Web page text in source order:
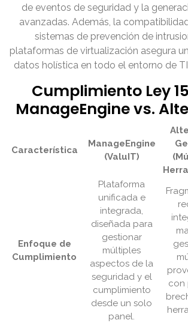
de eventos de seguridad y la
avanzadas. Además, la
sistemas de prevención de
plataformas de virtualización asegura
datos holística en todo el entorno de
Cumplimiento Ley
ManageEngine vs.
Característica
ManageEngine
(ValuIT)
Enfoque de
Cumplimiento
Plataforma
unificada e
integrada,
diseñada para
gestionar
múltiples
aspectos de la
seguridad y el
cumplimiento
desde un solo
panel.
con